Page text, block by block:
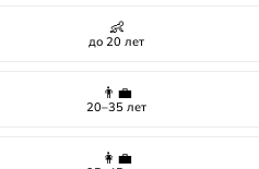
👶
до 20 лет
👨‍💼
20–35 лет
👩‍💼